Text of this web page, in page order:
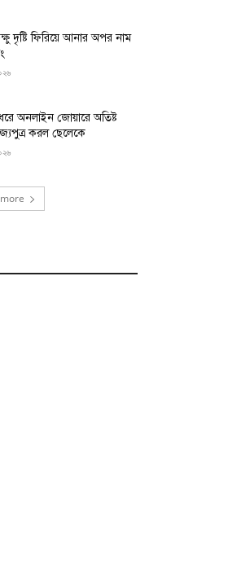
দৃষ্টি ফিরিয়ে আনার অপর নাম
ধরে অনলাইন জোয়ারে অতিষ্ট
করল ছেলেকে